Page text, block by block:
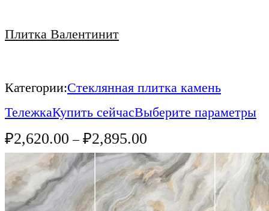
Плитка Валентинит
Категории:Стеклянная плитка камень
ТележкаКупить сейчасВыберите параметры
₽2,620.00 – ₽2,895.00